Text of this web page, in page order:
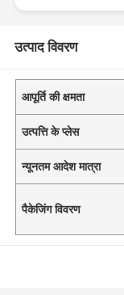
उत्पाद विवरण
आपूर्ति की क्षमता
उत्पत्ति के प्लेस
न्यूनतम आदेश मात्रा
पैकेजिंग विवरण